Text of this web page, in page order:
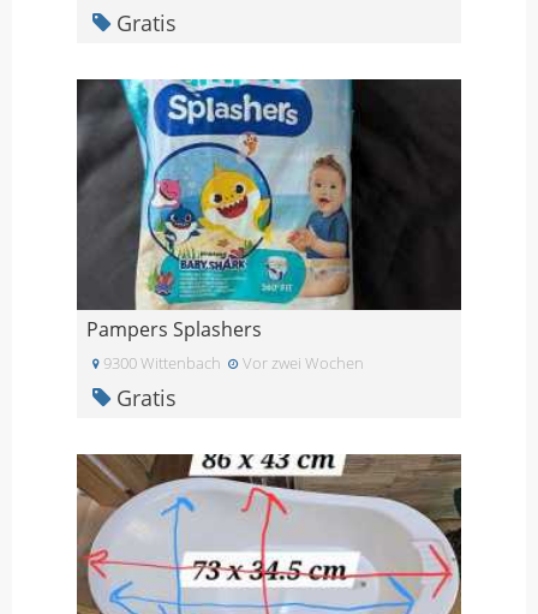
Gratis
Pampers Splashers
9300 Wittenbach Vor zwei Wochen
Gratis